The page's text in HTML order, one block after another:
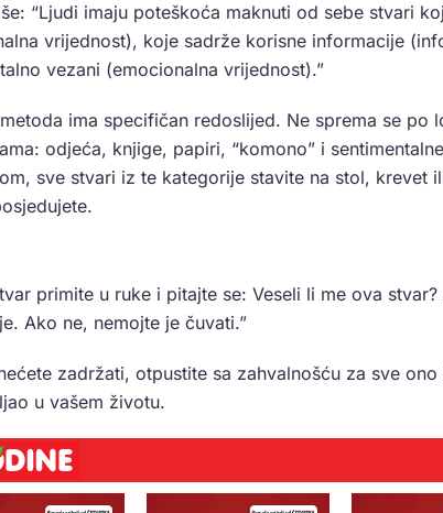
“Ljudi imaju poteškoća maknuti od sebe stvari
vrijednost), koje sadrže korisne informacije
vezani (emocionalna vrijednost).”
ima specifičan redoslijed. Ne sprema se po
odjeća, knjige, papiri, “komono” i
, sve stvari iz te kategorije stavite na stol, krevet
primite u ruke i pitajte se: Veseli li me ova
Ako ne, nemojte je čuvati.”
zadržati, otpustite sa zahvalnošću za sve
u vašem životu.